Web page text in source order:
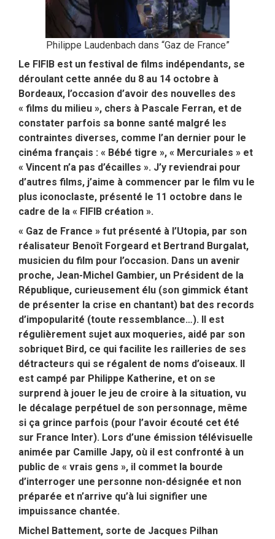
Philippe Laudenbach dans “Gaz de France”
Le FIFIB est un festival de films indépendants, se
déroulant cette année du 8 au 14 octobre à
Bordeaux, l’occasion d’avoir des nouvelles des
« films du milieu », chers à Pascale Ferran, et de
constater parfois sa bonne santé malgré les
contraintes diverses, comme l’an dernier pour le
cinéma français : « Bébé tigre », « Mercuriales » et
« Vincent n’a pas d’écailles ». J’y reviendrai pour
d’autres films, j’aime à commencer par le film vu le
plus iconoclaste, présenté le 11 octobre dans le
cadre de la « FIFIB création ».
« Gaz de France » fut présenté à l’Utopia, par son
réalisateur Benoît Forgeard et Bertrand Burgalat,
musicien du film pour l’occasion. Dans un avenir
proche, Jean-Michel Gambier, un Président de la
République, curieusement élu (son gimmick étant
de présenter la crise en chantant) bat des records
d’impopularité (toute ressemblance…). Il est
régulièrement sujet aux moqueries, aidé par son
sobriquet Bird, ce qui facilite les railleries de ses
détracteurs qui se régalent de noms d’oiseaux. Il
est campé par Philippe Katherine, et on se
surprend à jouer le jeu de croire à la situation, vu
le décalage perpétuel de son personnage, même
si ça grince parfois (pour l’avoir écouté cet été
sur France Inter). Lors d’une émission télévisuelle
animée par Camille Japy, où il est confronté à un
public de « vrais gens », il commet la bourde
d’interroger une personne non-désignée et non
préparée et n’arrive qu’à lui signifier une
impuissance chantée.
Michel Battement, sorte de Jacques Pilhan